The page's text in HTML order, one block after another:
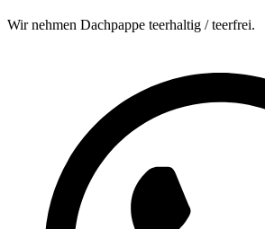
Wir nehmen Dachpappe teerhaltig / teerfrei.